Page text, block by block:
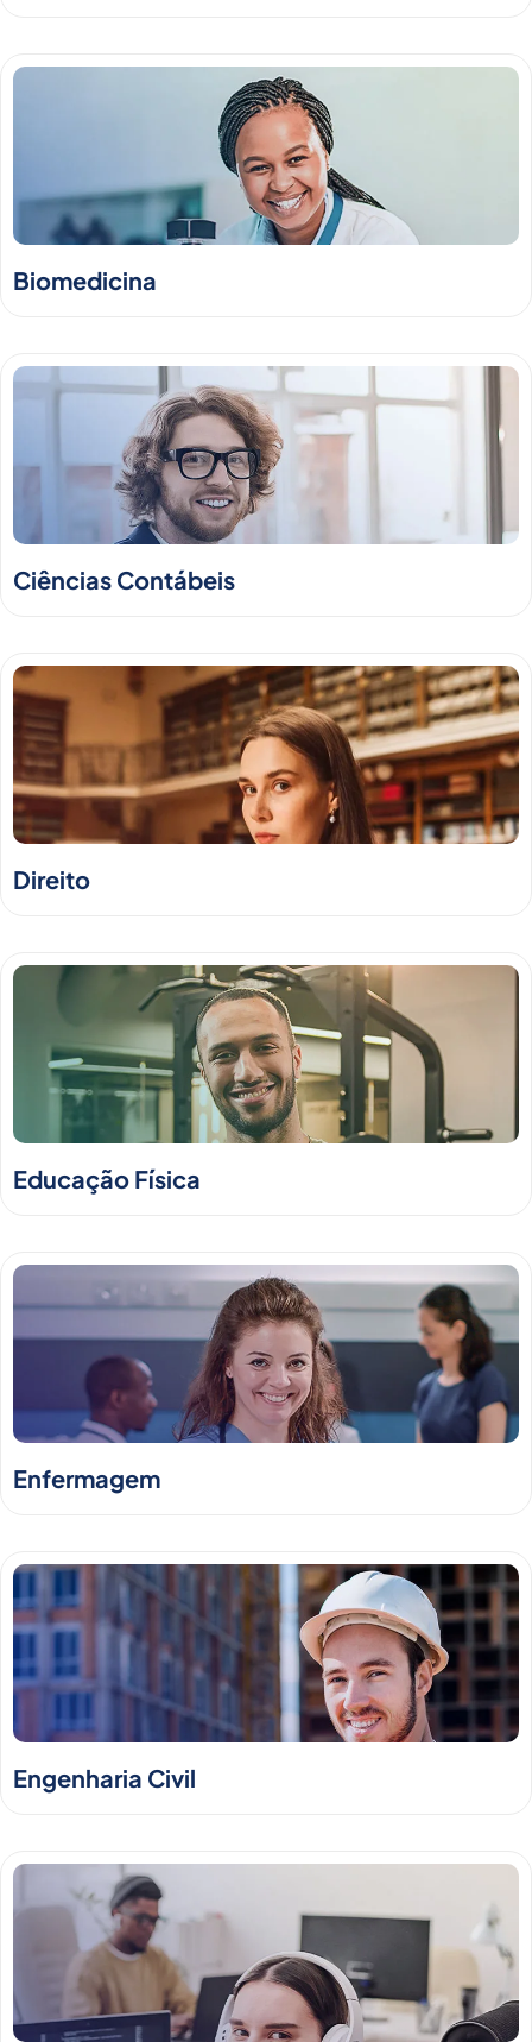
Biomedicina
Ciências Contábeis
Direito
Educação Física
Enfermagem
Engenharia Civil